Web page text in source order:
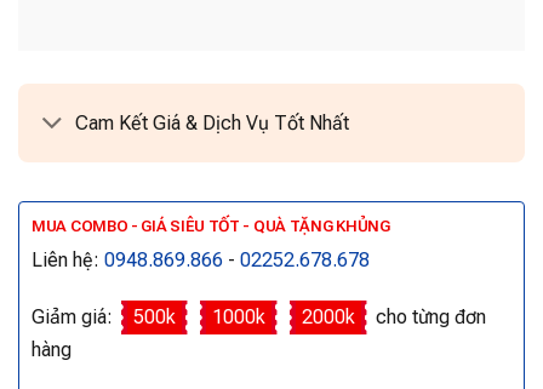
Cam Kết Giá & Dịch Vụ Tốt Nhất
MUA COMBO - GIÁ SIÊU TỐT - QUÀ TẶNG KHỦNG
Liên hệ: 0948.869.866 - 02252.678.678
Giảm giá: 500k 1000k 2000k
cho từng đơn
hàng